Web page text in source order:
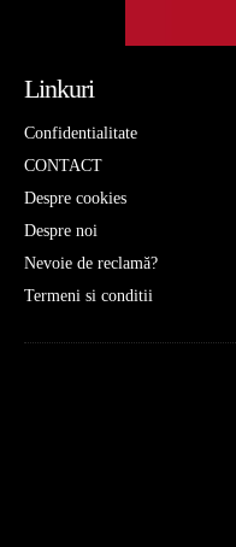
Linkuri
Confidentialitate
CONTACT
Despre cookies
Despre noi
Nevoie de reclamă?
Termeni si conditii